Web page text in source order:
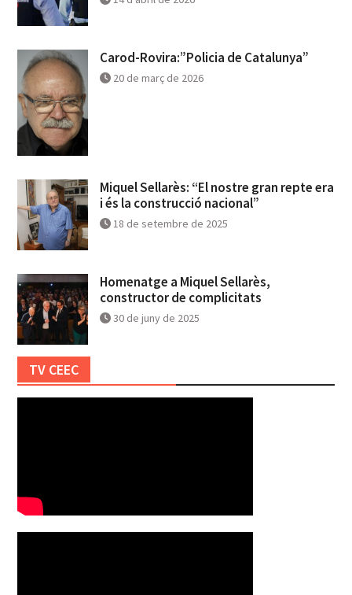
Carod-Rovira:”Policia de Catalunya”
20 de març de 2026
Miquel Sellarès: “El nostre gran repte era
i és la construcció nacional”
18 de setembre de 2025
Homenatge a Miquel Sellarès,
constructor de complicitats
30 de juny de 2025
TV CEEC